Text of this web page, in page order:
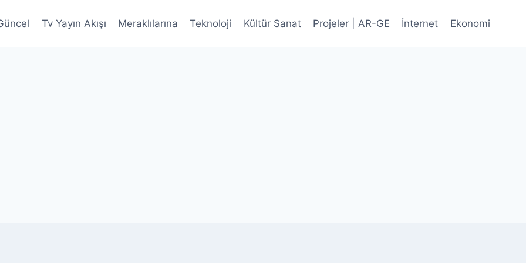
Tv Yayın Akışı Meraklılarına Teknoloji Kültür Sanat Projeler | AR-GE İnternet Ekonomi